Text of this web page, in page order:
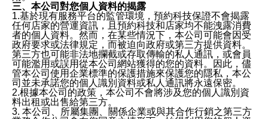
三、本公司對您個人資料的揭露
1.基於現有服務平台的監管環境，預約科技保證不會揭露
任何店家的營運資訊，且預約科技和店家均不能洩露消費
者的個人資料。然而，在某些情況下，本公司可能會因受
政府要求或法律規定，而被迫向政府或第三方提供資料。
第三方也可能非法地攔截或存取傳輸的私人通訊，或會員
可能濫用或誤用從本公司網站獲得的您的資料。因此，儘
管本公司使用企業標準的保護措施來保護您的隱私，本公
司並未承諾您的個人識別資料或私人通訊將永遠保密。
2.根據本公司的政策，本公司不會將涉及您的個人識別資
料出租或出售給第三方。
3. 本公司、所屬集團、關係企業或與其合作行銷之第三方